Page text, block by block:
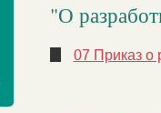
"О
07 Приказ о